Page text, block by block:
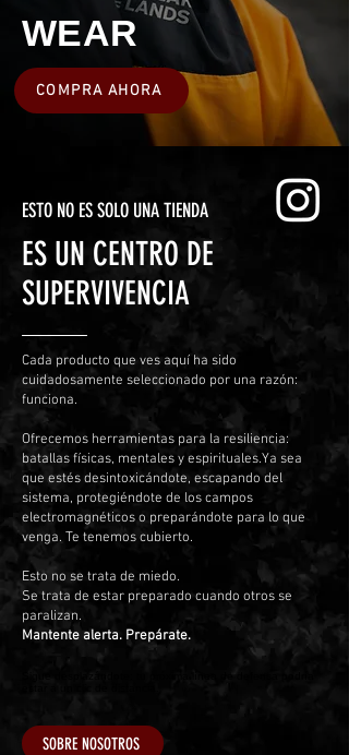
WEAR
COMPRA AHORA
ESTO NO ES SOLO UNA TIENDA
ES UN CENTRO DE
SUPERVIVENCIA
Cada producto que ves aquí ha sido
cuidadosamente seleccionado por una razón:
funciona.
Ofrecemos herramientas para la resiliencia:
batallas físicas, mentales y espirituales.Ya sea
que estés desintoxicándote, escapando del
sistema, protegiéndote de los campos
electromagnéticos o preparándote para lo que
venga. Te tenemos cubierto.
Esto no se trata de miedo.
Se trata de estar preparado cuando otros se
paralizan.
Mantente alerta. Prepárate.
SOBRE NOSOTROS